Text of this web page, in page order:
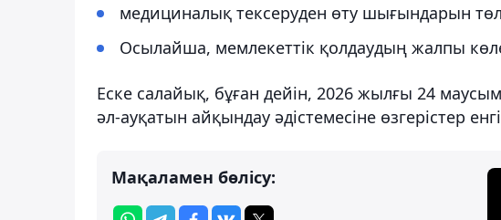
медициналық тексеруден өту шығындарын
Осылайша, мемлекеттік қолдаудың жалпы
Еске салайық, бұған дейін, 2026 жылғы 24
әл-ауқатын айқындау әдістемесіне өзгерістер
Мақаламен бөлісу: